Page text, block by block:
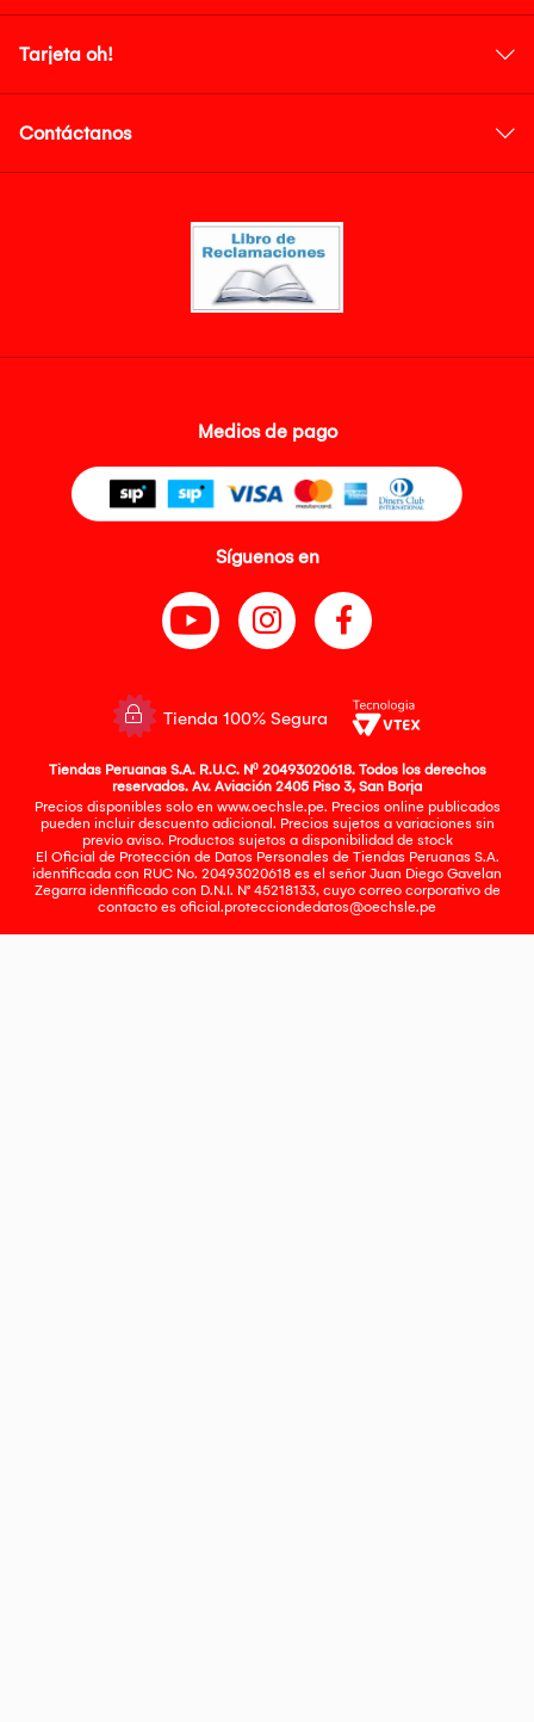
Tarjeta oh!
Contáctanos
Medios de pago
Síguenos en
Tienda 100% Segura
Tiendas Peruanas S.A. R.U.C. Nº 20493020618. Todos los derechos
reservados. Av. Aviación 2405 Piso 3, San Borja
Precios disponibles solo en www.oechsle.pe. Precios online publicados
pueden incluir descuento adicional. Precios sujetos a variaciones sin
previo aviso. Productos sujetos a disponibilidad de stock
El Oficial de Protección de Datos Personales de Tiendas Peruanas S.A.
identificada con RUC No. 20493020618 es el señor Juan Diego Gavelan
Zegarra identificado con D.N.I. N° 45218133, cuyo correo corporativo de
contacto es oficial.protecciondedatos@oechsle.pe